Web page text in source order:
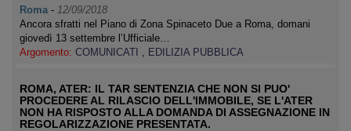
Roma - 12/09/2018
Ancora sfratti nel Piano di Zona Spinaceto Due a Roma, domani
giovedì 13 settembre l’Ufficiale…
Argomento: COMUNICATI , EDILIZIA PUBBLICA
ROMA, ATER: IL TAR SENTENZIA CHE NON SI PUO'
PROCEDERE AL RILASCIO DELL'IMMOBILE, SE L'ATER
NON HA RISPOSTO ALLA DOMANDA DI ASSEGNAZIONE IN
REGOLARIZZAZIONE PRESENTATA.